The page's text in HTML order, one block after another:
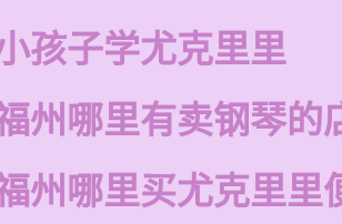
孩子学尤克里里
州哪里有卖钢琴的
州哪里买尤克里里